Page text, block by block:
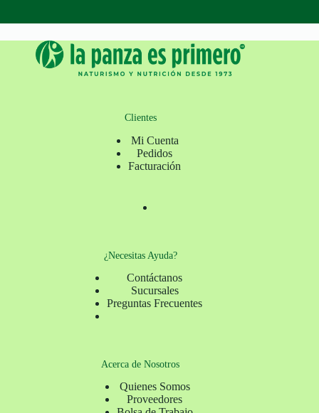
Clientes
Mi Cuenta
Pedidos
Facturación
¿Necesitas Ayuda?
Contáctanos
Sucursales
Preguntas Frecuentes
Acerca de Nosotros
Quienes Somos
Proveedores